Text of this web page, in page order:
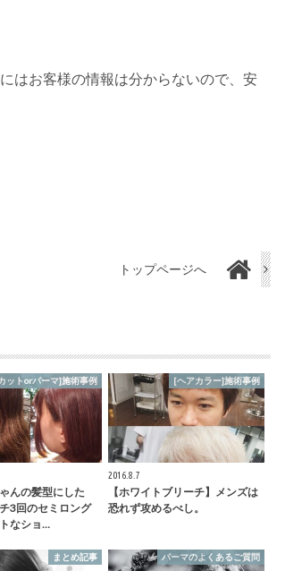
はお客様の情報は分からないので、安
トップページへ
ットorパーマ]施術事例
んの髪型にした
3回のセミロング
なショ…
[ヘアカラー]施術事例
2016.8.7
【ホワイトブリーチ】メンズは
恐れず攻めるべし。
まとめ記事 パーマのよくあるご質問